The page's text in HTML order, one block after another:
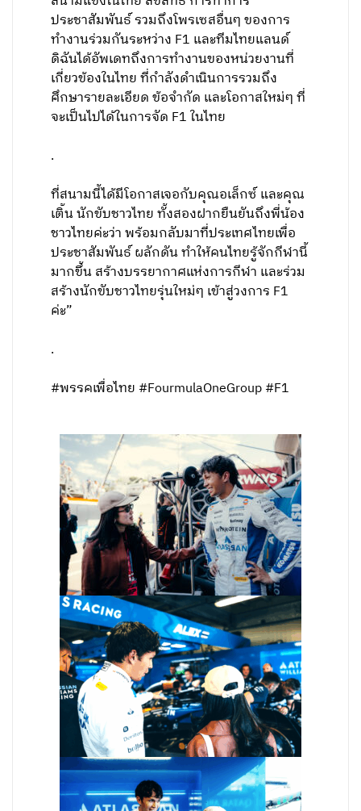
ประชาสัมพันธ์ รวมถึงโพรเซสอื่นๆ ของการ
ทำงานร่วมกันระหว่าง F1 และทีมไทยแลนด์
ดิฉันได้อัพเดทถึงการทำงานของหน่วยงานที่
เกี่ยวข้องในไทย ที่กำลังดำเนินการรวมถึง
ศึกษารายละเอียด ข้อจำกัด และโอกาสใหม่ๆ ที่
จะเป็นไปได้ในการจัด F1 ในไทย
.
ที่สนามนี้ได้มีโอกาสเจอกับคุณอเล็กซ์ และคุณ
เติ้น นักขับชาวไทย ทั้งสองฝากยืนยันถึงพี่น้อง
ชาวไทยค่ะว่า พร้อมกลับมาที่ประเทศไทยเพื่อ
ประชาสัมพันธ์ ผลักดัน ทำให้คนไทยรู้จักกีฬานี้
มากขึ้น สร้างบรรยากาศแห่งการกีฬา และร่วม
สร้างนักขับชาวไทยรุ่นใหม่ๆ เข้าสู่วงการ F1
ค่ะ”
.
#พรรคเพื่อไทย #FourmulaOneGroup #F1